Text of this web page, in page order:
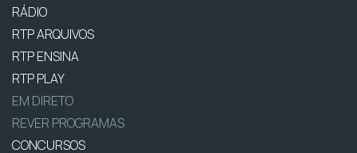
RÁDIO
RTP ARQUIVOS
RTP ENSINA
RTP PLAY
EM DIRETO
REVER PROGRAMAS
CONCURSOS